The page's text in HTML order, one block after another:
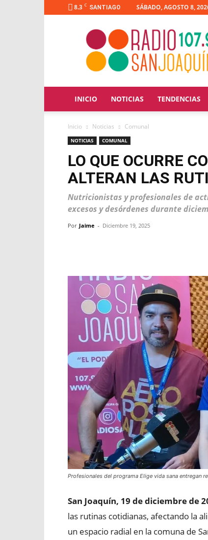
8.3 C SANTIAGO SÁBADO, AGOSTO 8,
Radio
Joaquín
INICIO NOTICIAS TENDENCIAS
Inicio Noticias Comunal
NOTICIAS COMUNAL
LO QUE OCURRE
ALTERAN LAS
Nutricionistas y profesionales de
excesos y desórdenes durante
Por Jaime - Diciembre 19, 2025
Profesionales del programa Elige vida sana entregan
San Joaquín, 19 de diciembre de
las rutinas cotidianas, afectando la
un espacio radial en la comuna de